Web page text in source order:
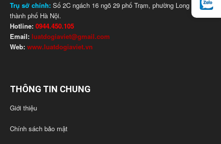
Trụ sở chính: Số 2C ngách 16 ngõ 29 phố Trạm, phường Long Biên,
thành phố Hà Nội.
Hotline: 0944.450.105
Email: luatdogiaviet@gmail.com
Web: www.luatdogiaviet.vn
THÔNG TIN CHUNG
Giới thiệu
Chính sách bảo mật